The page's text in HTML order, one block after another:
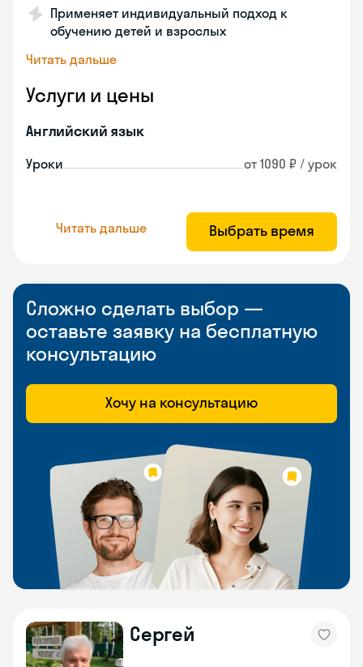
Применяет индивидуальный подход к
обучению детей и взрослых
Читать дальше
Услуги и цены
Английский язык
Уроки от 1090 ₽ / урок
Читать дальше Выбрать время
Сложно сделать выбор —
оставьте заявку на бесплатную
консультацию
Хочу на консультацию
Сергей